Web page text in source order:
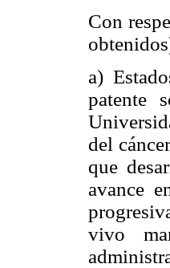
Con
a)
patente
del
que
avance
vivo